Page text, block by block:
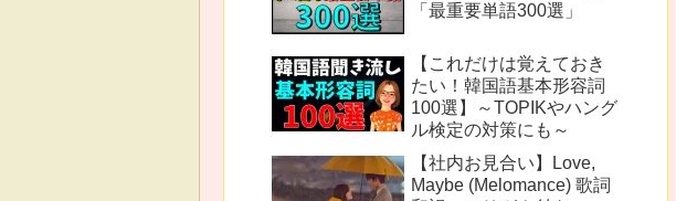
「最重要単語300選」
【これだけは覚えておき
たい！韓国語基本形容詞
100選】～TOPIKやハング
ル検定の対策にも～
【社内お見合い】Love,
Maybe (Melomance) 歌詞